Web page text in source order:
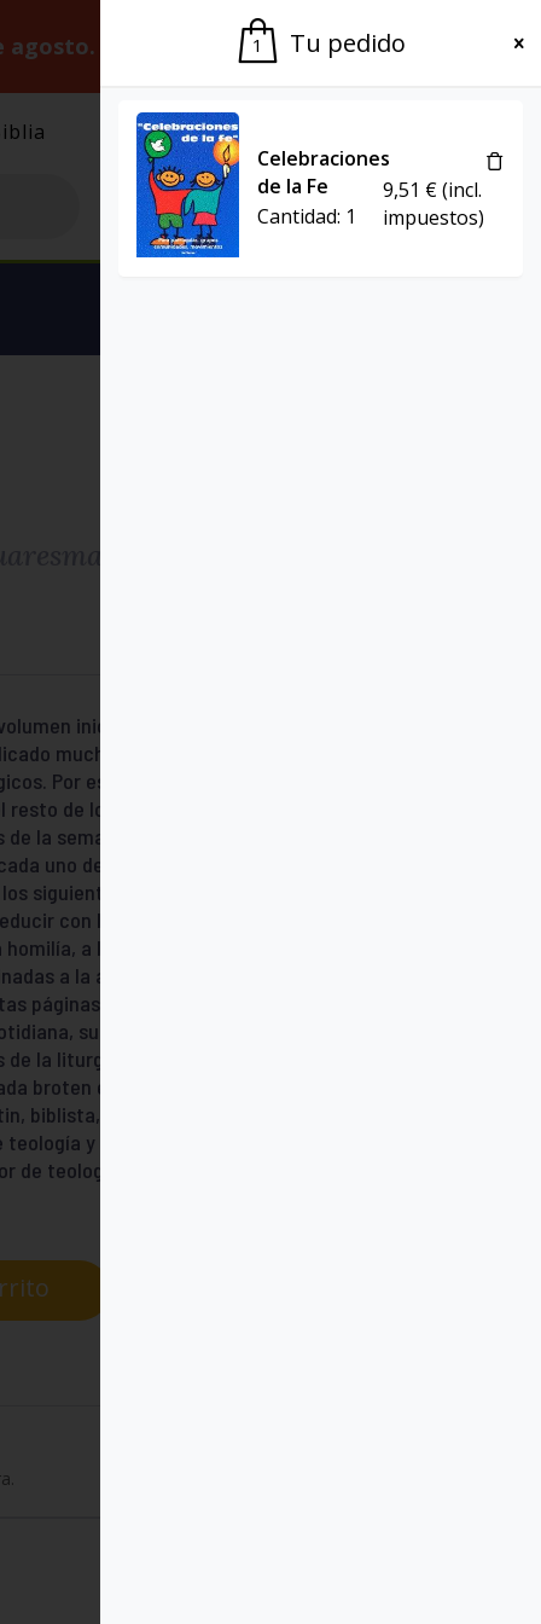
agosto. Gracias por la paciencia.
El Grupo
inicia una serie que pretende
muchos comentarios y propuestas
Por eso hay motivos para saludar
de los días de las semanas
la semana, agrupados por tiempos
uno de ellos con las apropiadas
siguientes elementos: Un breve
con la mayor claridad posible su
a la meditación o a la lectura,
a la acción de gracias o a la
páginas, que pretenden sevir al acto
sugiriendo y posibilitando su
la liturgia, intentan también propiciar
broten en abundancia los beneficios
biblista, es actualmente párroco en la
y de historia, es párroco de la
de teología sacramental, es coadjuntor
1 Tu pedido
Celebraciones
de la Fe
Cantidad: 1
9,51 € (incl.
impuestos)